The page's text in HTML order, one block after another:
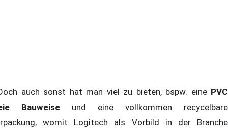
auch sonst hat man viel zu bieten, bspw. eine PVC
Bauweise und eine vollkommen recycelbare
womit Logitech als Vorbild in der Branche